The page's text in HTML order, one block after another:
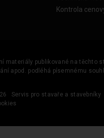
Kontrola
materiály publikované na těchto
apod. podléhá písemnému
Servis pro stavaře a stavebníky